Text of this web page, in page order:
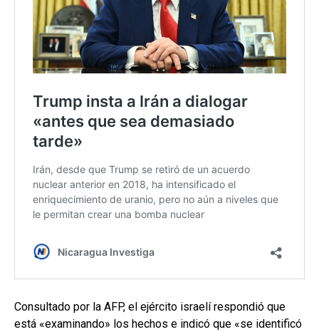
Consultado por la AFP, el ejército israelí respondió que
está «examinando» los hechos e indicó que «se identificó